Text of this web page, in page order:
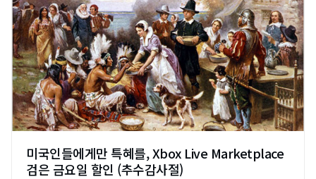
미국인들에게만 특혜를, Xbox Live Marketplace
검은 금요일 할인 (추수감사절)